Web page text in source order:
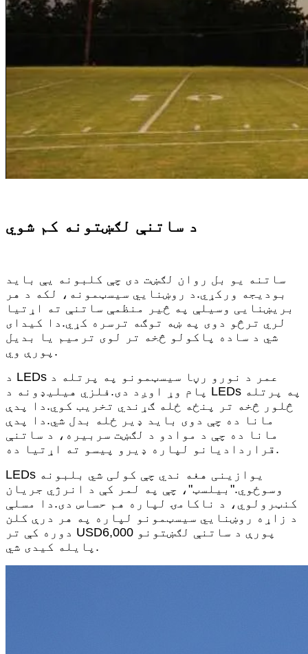
د ساتنې لګښتونه کم شوي
ساتنه یو بل روان لګښت دی چې کلبونه یې باید
بودیجه ورکړي.د روښنايي سیسټمونه، لکه د هر
بریښنایی وسیلې په څیر منظمې ساتنې ته اړتیا
لري ترڅو دوی په ښه توګه ترسره کړي.دا کیدای
شي د ساده پاکولو څخه تر لوی ترمیم یا بدیل
پورې وي.
د LEDs عمر د نورو رڼا سیسټمونو په پرتله د
پام وړ اوږد دی.فلزي هیلیډونه د LEDs په پرتله
څلور څخه تر پنځه ځله ګړندي تخریب کوي.دا پدې
مانا ده چې دوی باید ډیر ځله بدل شي.دا پدې
مانا ده چې د موادو د لګښت سربیره، د ساتنې
قراردادیانو لپاره ډیرو پیسو ته اړتیا ده.
LEDs یوازینی هغه ندي چې کولی شي بلبونه
وسوځوي."بیلسټ"، چې په لمر کې د انرژي جریان
کنټرولوي، د ناکامۍ لپاره هم حساس دی.دا مسلې
د زاړه روښنايي سیسټمونو لپاره په هر درې کلن
دوره کې تر USD6,000 پورې د ساتنې لګښتونو
پایله کیدی شي.